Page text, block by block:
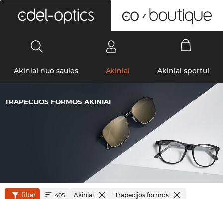
Akiniai nuo saulės Akiniai Akiniai sportui
TRAPECIJOS FORMOS AKINIAI
filter 405 Akiniai Trapecijos formos